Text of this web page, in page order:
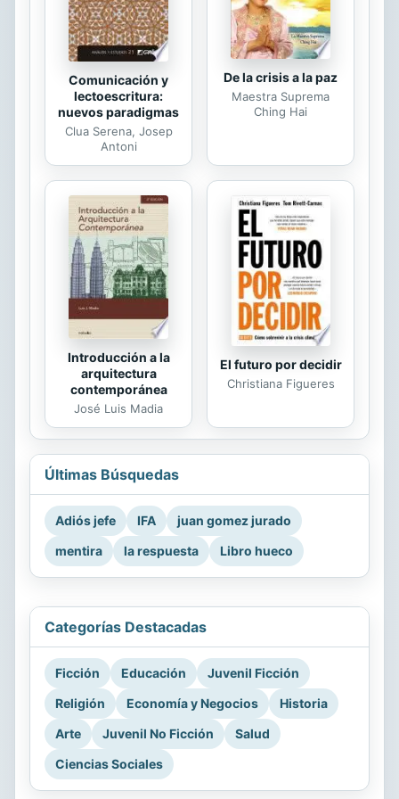
Independencia hasta...
Comunicación y
lectoescritura:
nuevos paradigmas
Clua Serena, Josep
Antoni
De la crisis a la paz
Maestra Suprema
Ching Hai
Introducción a la
arquitectura
contemporánea
José Luis Madia
El futuro por decidir
Christiana Figueres
Últimas Búsquedas
Adiós jefe IFA
juan gomez jurado
mentira
la respuesta Libro hueco
Categorías Destacadas
Ficción Educación
Juvenil Ficción
Religión
Economía y Negocios
Historia
Arte
Juvenil No Ficción
Salud
Ciencias Sociales